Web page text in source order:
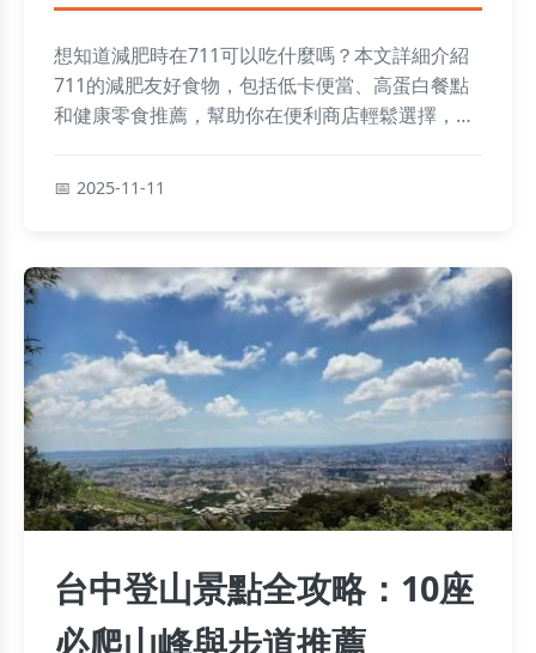
想知道減肥時在711可以吃什麼嗎？本文詳細介紹
711的減肥友好食物，包括低卡便當、高蛋白餐點
和健康零食推薦，幫助你在便利商店輕鬆選擇，避
2025-11-11
台中登山景點全攻略：10座
必爬山峰與步道推薦